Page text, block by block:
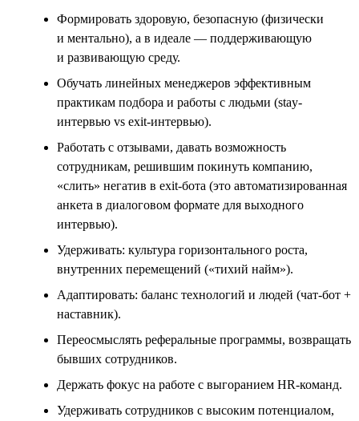
Формировать здоровую, безопасную (физически
и ментально), а в идеале — поддерживающую
и развивающую среду.
Обучать линейных менеджеров эффективным
практикам подбора и работы с людьми (stay-
интервью vs exit-интервью).
Работать с отзывами, давать возможность
сотрудникам, решившим покинуть компанию,
«слить» негатив в exit-бота (это автоматизированная
анкета в диалоговом формате для выходного
интервью).
Удерживать: культура горизонтального роста,
внутренних перемещений («тихий найм»).
Адаптировать: баланс технологий и людей (чат-бот +
наставник).
Переосмыслять реферальные программы, возвращать
бывших сотрудников.
Держать фокус на работе с выгоранием HR-команд.
Удерживать сотрудников с высоким потенциалом,